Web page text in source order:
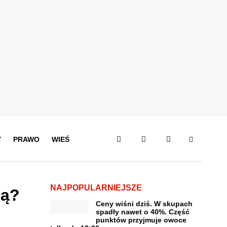
PRAWO WIEŚ
NAJPOPULARNIEJSZE
Ceny wiśni dziś. W skupach
spadły nawet o 40%. Część
punktów przyjmuje owoce